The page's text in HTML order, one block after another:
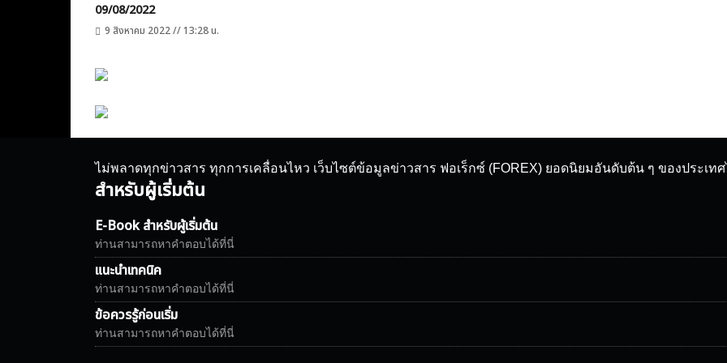
09/08/2022
9 สิงหาคม 2022 // 13:28 น.
ไม่พลาดทุกข่าวสาร ทุกการเคลื่อนไหว เว็บไซต์ข้อมูลข่าวสาร ฟอเร็กซ์ (FOREX) ยอดนิยมอันดับต้น ๆ ของประเท
สำหรับผู้เริ่มต้น
E-Book สำหรับผู้เริ่มต้น
ท่านสามารถหาคำตอบได้ที่นี่
แนะนำเทคนิค
ท่านสามารถหาคำตอบได้ที่นี่
ข้อควรรู้ก่อนเริ่ม
ท่านสามารถหาคำตอบได้ที่นี่